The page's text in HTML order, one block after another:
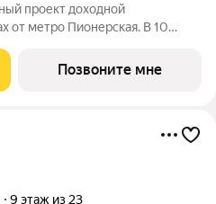
проект доходной
от метро Пионерская. В 10
от компактных студий до
Позвоните мне
9 этаж из 23